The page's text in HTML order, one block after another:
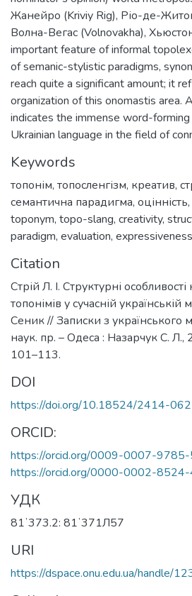
Жанейро (Kriviy Rig), Ріо-де-
Волна-Вегас (Volnovakha),
important feature of informal
of semanic-stylistic paradigms,
reach quite a significant amount; it
organization of this onomastis area.
indicates the immense word-
Ukrainian language in the field of
Keywords
топонім, топосленгізм, креатив,
семантична парадигма, оцінність,
toponym, topo-slang, creativity,
paradigm, evaluation, expressiveness
Citation
Стрій Л. І. Структурні
топонімів у сучасній українській
Сеник // Записки з українського
наук. пр. – Одеса : Назарчук С. Л.,
101–113.
DOI
https://doi.org/10.18524/2414-
ORCID:
https://orcid.org/0009-0007-
https://orcid.org/0000-0002-
УДК
81ʼ373.2: 81ʼ371Л57
URI
https://dspace.onu.edu.ua/handle/